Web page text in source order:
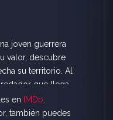
joven guerrera
valor, descubre
su territorio. Al
que llega
usa su astucia,
de
en IMDb
también puedes